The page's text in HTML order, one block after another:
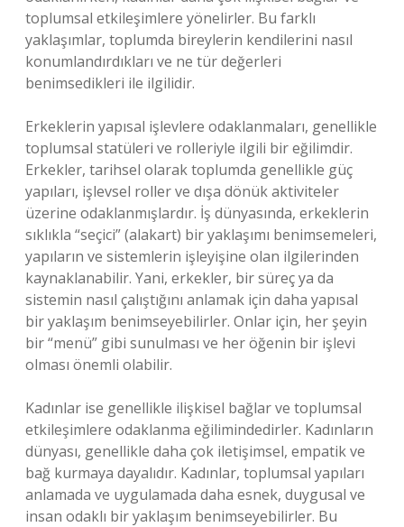
toplumsal etkileşimlere yönelirler. Bu farklı
yaklaşımlar, toplumda bireylerin kendilerini nasıl
konumlandırdıkları ve ne tür değerleri
benimsedikleri ile ilgilidir.
Erkeklerin yapısal işlevlere odaklanmaları, genellikle
toplumsal statüleri ve rolleriyle ilgili bir eğilimdir.
Erkekler, tarihsel olarak toplumda genellikle güç
yapıları, işlevsel roller ve dışa dönük aktiviteler
üzerine odaklanmışlardır. İş dünyasında, erkeklerin
sıklıkla “seçici” (alakart) bir yaklaşımı benimsemeleri,
yapıların ve sistemlerin işleyişine olan ilgilerinden
kaynaklanabilir. Yani, erkekler, bir süreç ya da
sistemin nasıl çalıştığını anlamak için daha yapısal
bir yaklaşım benimseyebilirler. Onlar için, her şeyin
bir “menü” gibi sunulması ve her öğenin bir işlevi
olması önemli olabilir.
Kadınlar ise genellikle ilişkisel bağlar ve toplumsal
etkileşimlere odaklanma eğilimindedirler. Kadınların
dünyası, genellikle daha çok iletişimsel, empatik ve
bağ kurmaya dayalıdır. Kadınlar, toplumsal yapıları
anlamada ve uygulamada daha esnek, duygusal ve
insan odaklı bir yaklaşım benimseyebilirler. Bu